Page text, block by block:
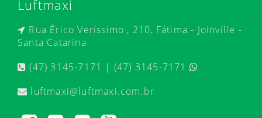
Luftmaxi
Rua Érico Veríssimo , 210, Fátima - Joinville -
Santa Catarina
(47) 3145-7171 | (47) 3145-7171
luftmaxi@luftmaxi.com.br